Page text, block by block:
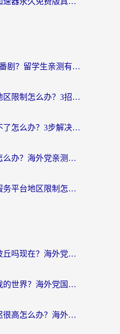
在国外怎么看bilibili番剧？留学生亲测有效的地域限制突破指南（附酷我酷狗音乐解决方法）
在越南用搜狐视频地区限制怎么办？3招解决海外看国内剧难题（附西瓜视频CCTV观看技巧）
皮皮影视在老挝用不了怎么办？3步解决海外看国内影视&财经的痛点
香港酷我地区限制怎么办？海外党亲测有效的回国加速方案来了
在美国用国家政务服务平台地区限制怎么办？海外华人必备的突破攻略（附追剧看片技巧）
在欧洲可以打卡拉彼丘吗现在？海外党国服游戏加速器终极避坑指南
为什么香港玩不了我的世界？海外党国服游戏加速终极解决方案
腾讯桌球国外玩延迟很高怎么办？海外党亲测有效的国服游戏加速指南